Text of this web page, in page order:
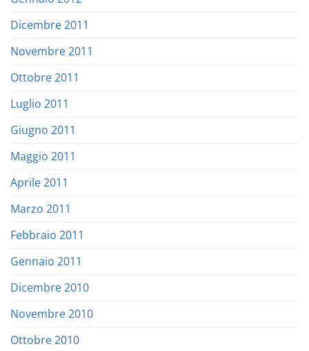
Dicembre 2011
Novembre 2011
Ottobre 2011
Luglio 2011
Giugno 2011
Maggio 2011
Aprile 2011
Marzo 2011
Febbraio 2011
Gennaio 2011
Dicembre 2010
Novembre 2010
Ottobre 2010